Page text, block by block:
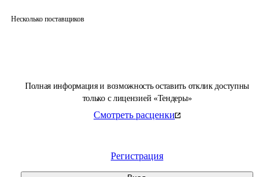
Полная информация и возможность оставить отклик доступны
только с лицензией «Тендеры»
Смотреть расценки
Регистрация
Несколько поставщиков